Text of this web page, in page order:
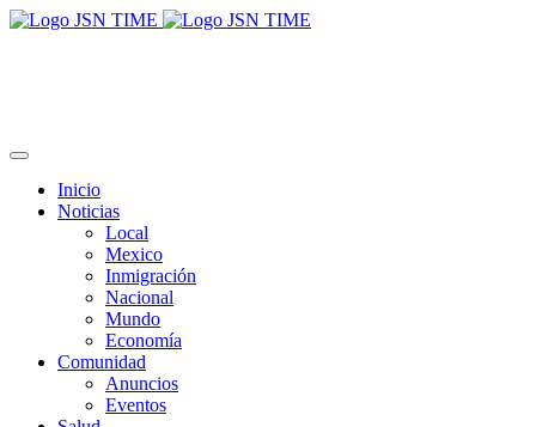
Inicio
Noticias
Local
Mexico
Inmigración
Nacional
Mundo
Economía
Comunidad
Anuncios
Eventos